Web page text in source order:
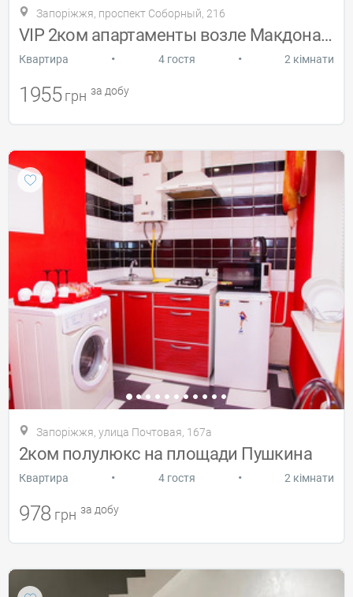
Запоріжжя, проспект Соборный, 216
VIP 2ком апартаменты возле Макдональдса
Квартира • 4 гостя • 2 кімнати
1955 грн за добу
Запоріжжя, улица Почтовая, 167а
2ком полулюкс на площади Пушкина
Квартира • 4 гостя • 2 кімнати
978 грн за добу